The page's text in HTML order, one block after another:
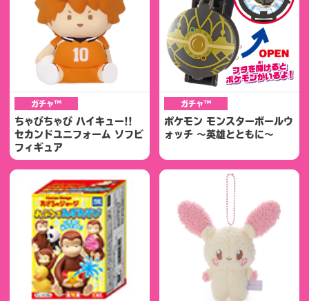
ガチャ™
ちゃびちゃび ハイキュー!!
セカンドユニフォーム ソフビ
フィギュア
ガチャ™
ポケモン モンスターボールウ
ォッチ ～英雄とともに～